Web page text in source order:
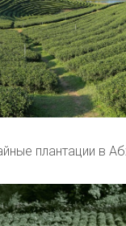
плантации в